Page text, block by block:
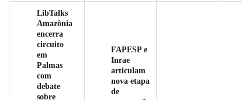
LibTalks
Amazônia
encerra
circuito
em
Palmas
com
debate
sobre
FAPESP e
Inrae
articulam
nova etapa
de